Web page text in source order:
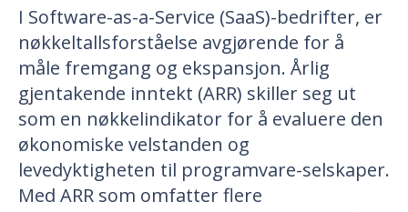
I Software-as-a-Service (SaaS)-bedrifter, er
nøkkeltallsforståelse avgjørende for å
måle fremgang og ekspansjon. Årlig
gjentakende inntekt (ARR) skiller seg ut
som en nøkkelindikator for å evaluere den
økonomiske velstanden og
levedyktigheten til programvare-selskaper.
Med ARR som omfatter flere